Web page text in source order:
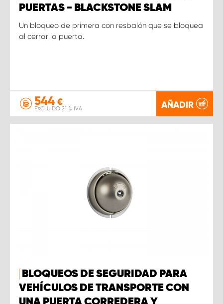
PUERTAS - BLACKSTONE SLAM
Un bloqueo de primera con resbalón que se bloquea
al cerrar la puerta.
544 €
EXCLUIDO 21 % IVA AÑADIR
BLOQUEOS DE SEGURIDAD PARA
VEHÍCULOS DE TRANSPORTE CON